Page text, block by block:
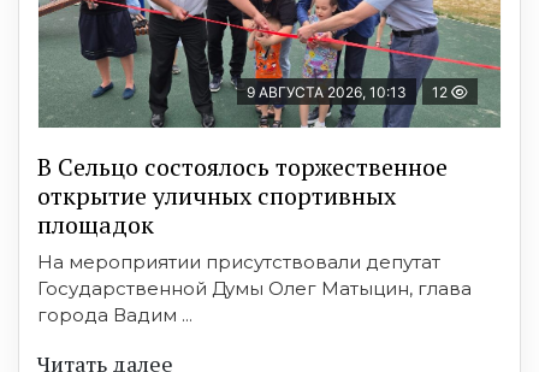
9 АВГУСТА 2026, 10:13 12
В Сельцо состоялось торжественное
открытие уличных спортивных
площадок
На мероприятии присутствовали депутат
Государственной Думы Олег Матыцин, глава
города Вадим ...
Читать далее